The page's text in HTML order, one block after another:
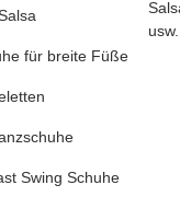
für breite Füße
Swing Schuhe